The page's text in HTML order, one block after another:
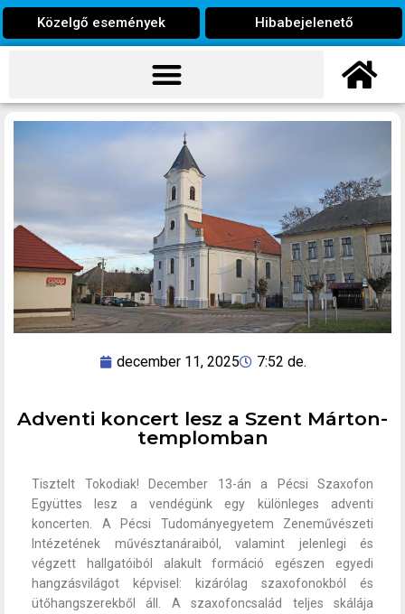
Közelgő események Hibabejelenető
december 11, 2025 7:52 de.
Adventi koncert lesz a Szent Márton-
templomban
Tisztelt Tokodiak! December 13-án a Pécsi Szaxofon
Együttes lesz a vendégünk egy különleges adventi
koncerten. A Pécsi Tudományegyetem Zeneművészeti
Intézetének művésztanáraiból, valamint jelenlegi és
végzett hallgatóiból alakult formáció egészen egyedi
hangzásvilágot képvisel: kizárólag szaxofonokból és
ütőhangszerekből áll. A szaxofoncsalád teljes skálája